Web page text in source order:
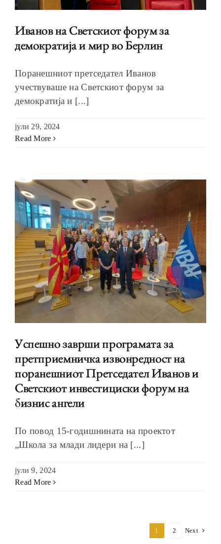
Иванов на Светскиот форум за
демократија и мир во Берлин
Поранешниот претседател Иванов
учествуваше на Светскиот форум за
демократија и [...]
јули 29, 2024
Read More
Успешно заврши програмата за
претприемничка извонредност на
поранешниот Претседател Иванов и
Светскиот инвестициски форум на
бизнис ангели
По повод 15-годишнината на проектот
„Школа за млади лидери на [...]
јули 9, 2024
Read More
1 2 Next